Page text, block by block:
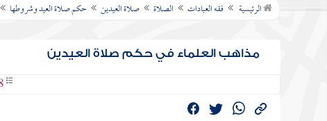
الرئيسية فقه العبادات الصلاة صلاة العيدين حكم صلاة العيد وشروطها
مذاهب العلماء في حكم صلاة العيدين